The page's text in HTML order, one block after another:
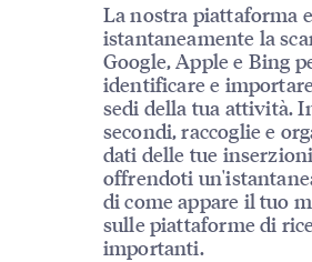
La nostra piattaforma
istantaneamente la
Google, Apple e Bing
identificare e
sedi della tua attività.
secondi, raccoglie e
dati delle tue
offrendoti
di come appare il tuo
sulle piattaforme di
importanti.